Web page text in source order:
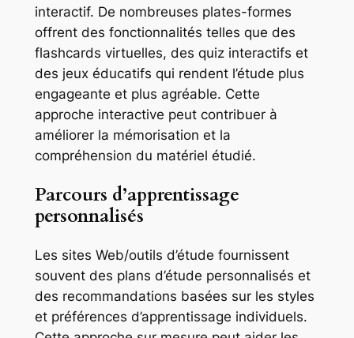
interactif. De nombreuses plates-formes
offrent des fonctionnalités telles que des
flashcards virtuelles, des quiz interactifs et
des jeux éducatifs qui rendent l’étude plus
engageante et plus agréable. Cette
approche interactive peut contribuer à
améliorer la mémorisation et la
compréhension du matériel étudié.
Parcours d’apprentissage
personnalisés
Les sites Web/outils d’étude fournissent
souvent des plans d’étude personnalisés et
des recommandations basées sur les styles
et préférences d’apprentissage individuels.